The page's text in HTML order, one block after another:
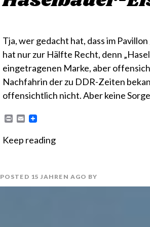
Tja, wer gedacht hat, dass im
hat nur zur Hälfte Recht, denn
eingetragenen Marke, aber
Nachfahrin der zu DDR-Zeiten
offensichtlich nicht. Aber keine
n
E
i
Keep reading
POSTED 15 JAHREN AGO BY